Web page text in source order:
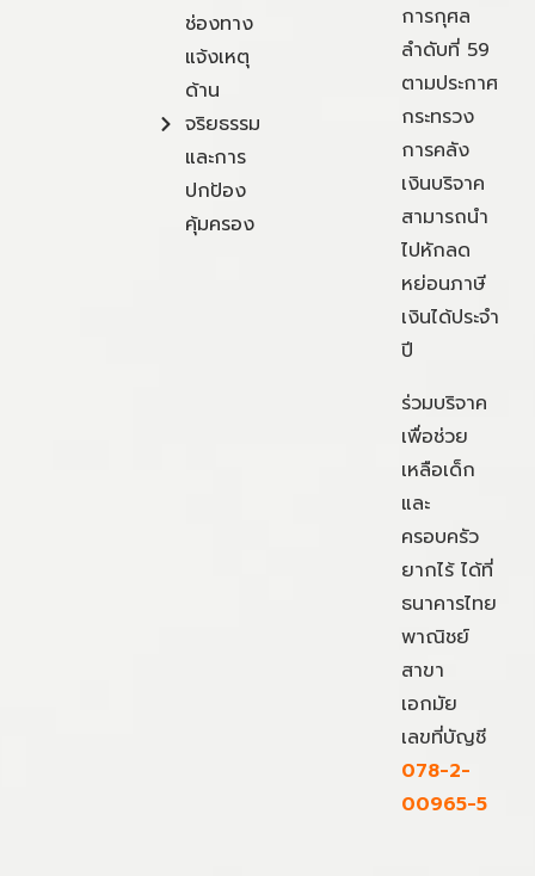
ช่องทาง
แจ้งเหตุ
ด้าน
จริยธรรม
และการ
ปกป้อง
คุ้มครอง
การกุศล
ลำดับที่ 59
ตามประกาศ
กระทรวง
การคลัง
เงินบริจาค
สามารถนำ
ไปหักลด
หย่อนภาษี
เงินได้ประจำ
ปี
ร่วมบริจาค
เพื่อช่วย
เหลือเด็ก
และ
ครอบครัว
ยากไร้ ได้ที่
ธนาคารไทย
พาณิชย์
สาขา
เอกมัย
เลขที่บัญชี
078-2-
00965-5